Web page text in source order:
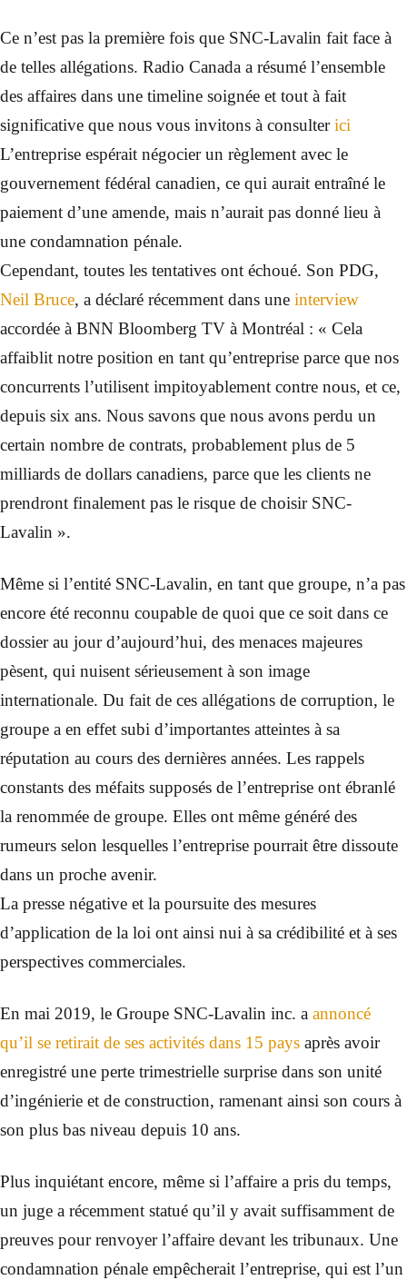
Ce n’est pas la première fois que SNC-Lavalin fait face à
de telles allégations. Radio Canada a résumé l’ensemble
des affaires dans une timeline soignée et tout à fait
significative que nous vous invitons à consulterici
L’entreprise espérait négocier un règlement avec le
gouvernement fédéral canadien, ce qui aurait entraîné le
paiement d’une amende, mais n’aurait pas donné lieu à
une condamnation pénale.
Cependant, toutes les tentatives ont échoué. Son PDG,
Neil Bruce, a déclaré récemment dans une interview
accordée à BNN Bloomberg TV à Montréal : « Cela
affaiblit notre position en tant qu’entreprise parce que nos
concurrents l’utilisent impitoyablement contre nous, et ce,
depuis six ans. Nous savons que nous avons perdu un
certain nombre de contrats, probablement plus de 5
milliards de dollars canadiens, parce que les clients ne
prendront finalement pas le risque de choisir SNC-
Lavalin ».
Même si l’entité SNC-Lavalin, en tant que groupe, n’a pas
encore été reconnu coupable de quoi que ce soit dans ce
dossier au jour d’aujourd’hui, des menaces majeures
pèsent, qui nuisent sérieusement à son image
internationale. Du fait de ces allégations de corruption, le
groupe a en effet subi d’importantes atteintes à sa
réputation au cours des dernières années. Les rappels
constants des méfaits supposés de l’entreprise ont ébranlé
la renommée de groupe. Elles ont même généré des
rumeurs selon lesquelles l’entreprise pourrait être dissoute
dans un proche avenir.
La presse négative et la poursuite des mesures
d’application de la loi ont ainsi nui à sa crédibilité et à ses
perspectives commerciales.
En mai 2019, le Groupe SNC-Lavalin inc. a annoncé
qu’il se retirait de ses activités dans 15 pays après avoir
enregistré une perte trimestrielle surprise dans son unité
d’ingénierie et de construction, ramenant ainsi son cours à
son plus bas niveau depuis 10 ans.
Plus inquiétant encore, même si l’affaire a pris du temps,
un juge a récemment statué qu’il y avait suffisamment de
preuves pour renvoyer l’affaire devant les tribunaux. Une
condamnation pénale empêcherait l’entreprise, qui est l’un